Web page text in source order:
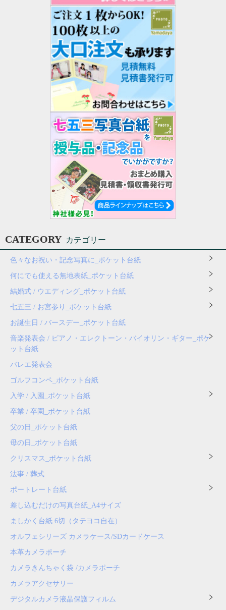
CATEGORY カテゴリー
色々なお祝い・記念写真に_ポケット台紙
何にでも使える無地表紙_ポケット台紙
結婚式 / ウエディング_ポケット台紙
七五三 / お宮参り_ポケット台紙
お誕生日 / バースデー_ポケット台紙
音楽発表会 / ピアノ・エレクトーン・バイオリン・ギター_ポケ
ット台紙
バレエ発表会
ゴルフコンペ_ポケット台紙
入学 / 入園_ポケット台紙
卒業 / 卒園_ポケット台紙
父の日_ポケット台紙
母の日_ポケット台紙
クリスマス_ポケット台紙
法事 / 葬式
ポートレート台紙
差し込むだけの写真台紙_A4サイズ
ましかく台紙 6切（タテヨコ自在）
オルフェシリーズ カメラケース/SDカードケース
本革カメラポーチ
カメラきんちゃく袋 /カメラポーチ
カメラアクセサリー
デジタルカメラ液晶保護フィルム